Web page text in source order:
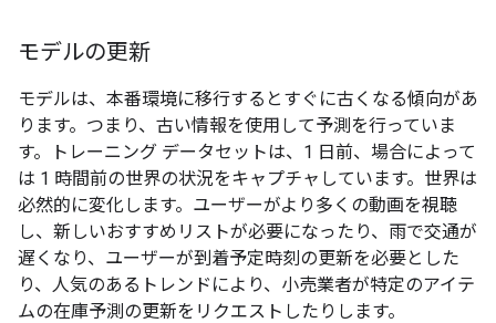
モデルの更新
モデルは、本番環境に移行するとすぐに古くなる傾向があ
ります。つまり、古い情報を使用して予測を行っていま
す。トレーニング データセットは、1 日前、場合によって
は 1 時間前の世界の状況をキャプチャしています。世界は
必然的に変化します。ユーザーがより多くの動画を視聴
し、新しいおすすめリストが必要になったり、雨で交通が
遅くなり、ユーザーが到着予定時刻の更新を必要とした
り、人気のあるトレンドにより、小売業者が特定のアイテ
ムの在庫予測の更新をリクエストしたりします。